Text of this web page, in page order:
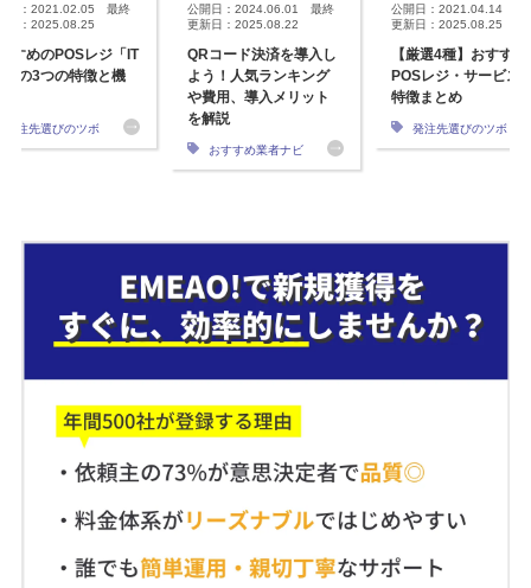
日：2021.02.05 最終
日：2025.08.25
すめのPOSレジ「IT
」の3つの特徴と機
発注先選びのツボ
公開日：2024.06.01 最終
更新日：2025.08.22
QRコード決済を導入し
よう！人気ランキング
や費用、導入メリット
を解説
おすすめ業者ナビ
公開日：2021.04.14 最
更新日：2025.08.25
【厳選4種】おすすめ
POSレジ・サービス
特徴まとめ
発注先選びのツボ